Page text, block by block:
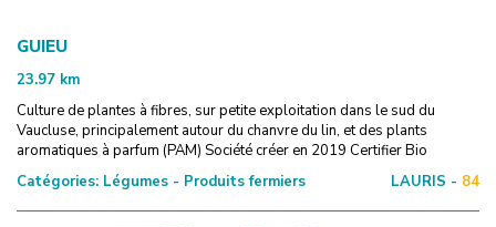
GUIEU
23.97 km
Culture de plantes à fibres, sur petite exploitation dans le sud du
Vaucluse, principalement autour du chanvre du lin, et des plants
aromatiques à parfum (PAM) Société créer en 2019 Certifier Bio
Catégories: Légumes - Produits fermiers LAURIS - 84